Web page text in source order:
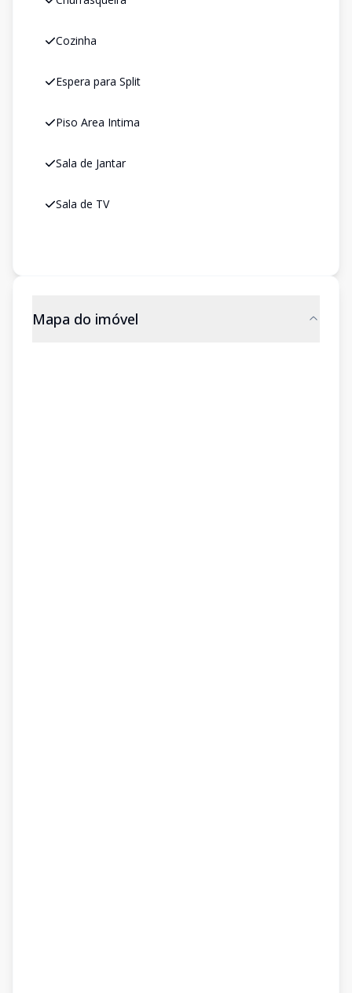
Cozinha
Espera para Split
Piso Area Intima
Sala de Jantar
Sala de TV
Mapa do imóvel